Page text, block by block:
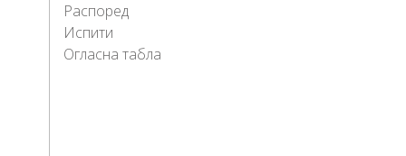
Распоред
Испити
Огласна табла